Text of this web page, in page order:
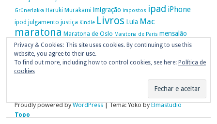
Grünerløkka Haruki Murakami imigração impostos ipad iPhone
ipod julgamento justiça Kindle Livros Lula Mac
maratona Maratona de Oslo Maratona de Paris mensalão
movimento passe livre música nike Noruega OAB OiOsloPolítica
Portugal Privacidade protestos PT
Vitória da Conquista
Proudly powered byWordPress|Tema: Yoko byElmastudio
Topo
Privacy & Cookies: This site uses cookies. By continuing to use this
website, you agree to their use.
To find out more, including how to control cookies, see here: Política de
cookies